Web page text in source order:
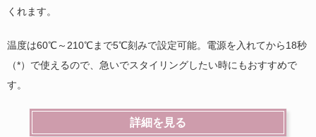
くれます。
温度は60℃～210℃まで5℃刻みで設定可能。電源を入れてから18秒
（*）で使えるので、急いでスタイリングしたい時にもおすすめで
す。
詳細を見る